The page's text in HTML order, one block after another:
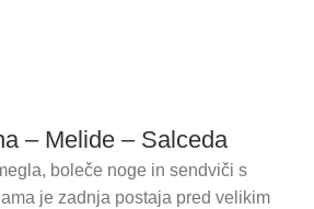
– Melide – Salceda
boleče noge in sendviči s
je zadnja postaja pred velikim